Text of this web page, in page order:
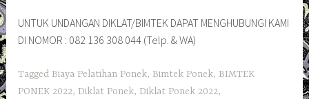
UNTUK UNDANGAN DIKLAT/BIMTEK DAPAT MENGHUBUNGI KAMI
DI NOMOR : 082 136 308 044 (Telp. & WA)
Tagged Biaya Pelatihan Ponek, Bimtek Ponek, BIMTEK
PONEK 2022,Diklat Ponek,Diklat Ponek 2022,